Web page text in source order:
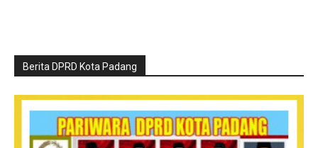
Berita DPRD Kota Padang